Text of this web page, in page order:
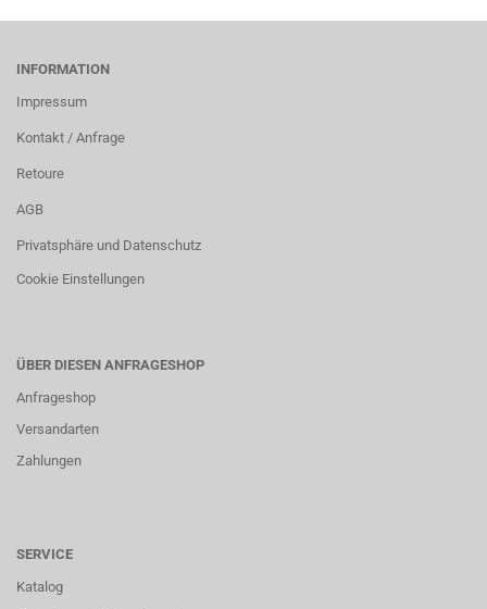
INFORMATION
Impressum
Kontakt / Anfrage
Retoure
AGB
Privatsphäre und Datenschutz
Cookie Einstellungen
ÜBER DIESEN ANFRAGESHOP
Anfrageshop
Versandarten
Zahlungen
SERVICE
Katalog